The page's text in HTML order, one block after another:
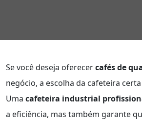
Se você deseja oferecercafés de
negócio, a escolha da cafeteira
Uma cafeteira industrial
a eficiência, mas também garante